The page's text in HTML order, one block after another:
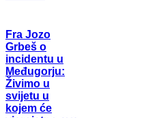
Fra Jozo
Grbeš o
incidentu u
Međugorju:
Živimo u
svijetu u
kojem će